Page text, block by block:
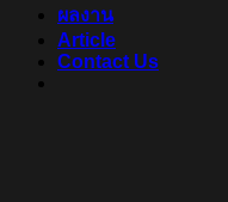
ผลงาน
Article
Contact Us